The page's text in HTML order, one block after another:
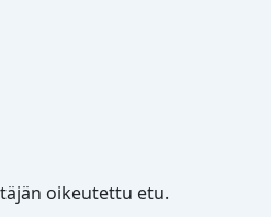
oikeutettu etu.